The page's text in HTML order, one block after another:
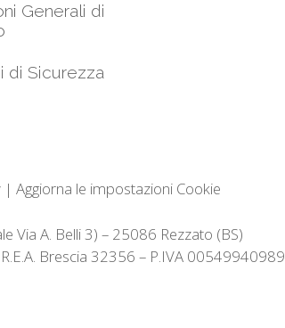
Generali di
di Sicurezza
| Aggiorna le impostazioni Cookie
Via A. Belli 3) – 25086 Rezzato (BS)
Brescia 32356 – P.IVA 00549940989